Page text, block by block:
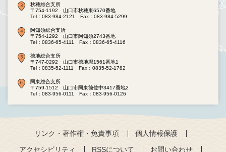
秋穂総合支所
〒754-1192 山口市秋穂東6570番地
Tel：083-984-2121
Fax：083-984-5299
阿知須総合支所
〒754-1292 山口市阿知須2743番地
Tel：0836-65-4111
Fax：0836-65-4116
徳地総合支所
〒747-0292 山口市徳地堀1561番地1
Tel：0835-52-1111
Fax：0835-52-1782
阿東総合支所
〒759-1512 山口市阿東徳佐中3417番地2
Tel：083-956-0111
Fax：083-956-0126
リンク・著作権・免責事項
個人情報保護
アクセシビリティ
RSSについて お問い合わせ